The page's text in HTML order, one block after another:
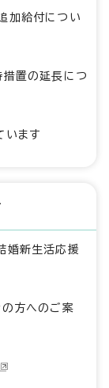
加給付につい
措置の延長につ
います
婚新生活応援
の方へのご案